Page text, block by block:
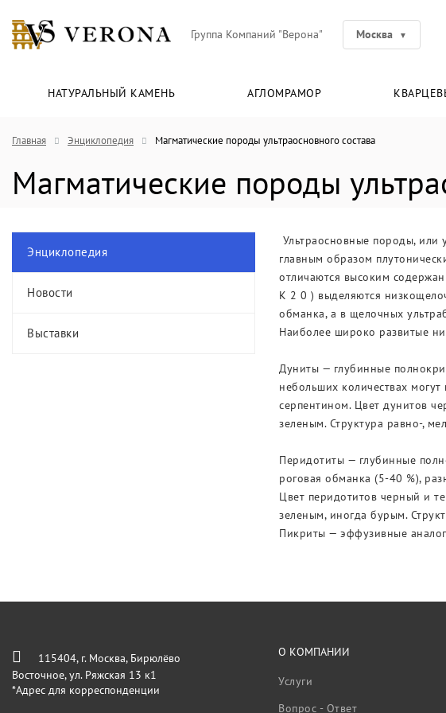
Группа Компаний "Верона" Москва
НАТУРАЛЬНЫЙ КАМЕНЬ АГЛОМРАМОР
Главная Энциклопедия Магматические породы ультраосновного состава
Магматические породы
Энциклопедия
Новости
Выставки
Ультраосновные породы, или
главным образом
отличаются высоким
К 2 0 ) выделяются
обманка, а в щелочных
Наиболее широко развитые
Дуниты — глубинные
небольших количествах
серпентином. Цвет дунитов
зеленым. Структура равно-,
Перидотиты — глубинные
роговая обманка (5-40 %),
Цвет перидотитов черный и
зеленым, иногда бурым.
Пикриты — эффузивные
115404, г. Москва, Бирюлёво
Восточное, ул. Ряжская 13 к1
*Адрес для корреспонденции
О КОМПАНИИ
Услуги
Вопрос - Ответ